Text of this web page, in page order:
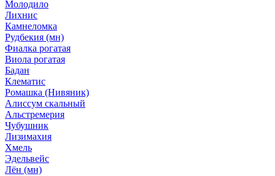
Молодило
Лихнис
Камнеломка
Рудбекия (мн)
Фиалка рогатая
Виола рогатая
Бадан
Клематис
Ромашка (Нивяник)
Алиссум скальный
Альстремерия
Чубушник
Лизимахия
Хмель
Эдельвейс
Лён (мн)